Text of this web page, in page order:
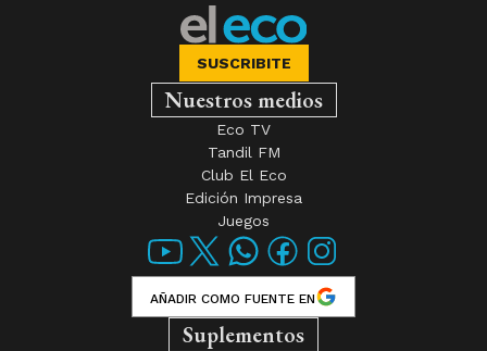
SUSCRIBITE
Nuestros medios
Eco TV
Tandil FM
Club El Eco
Edición Impresa
Juegos
AÑADIR COMO FUENTE EN
Suplementos